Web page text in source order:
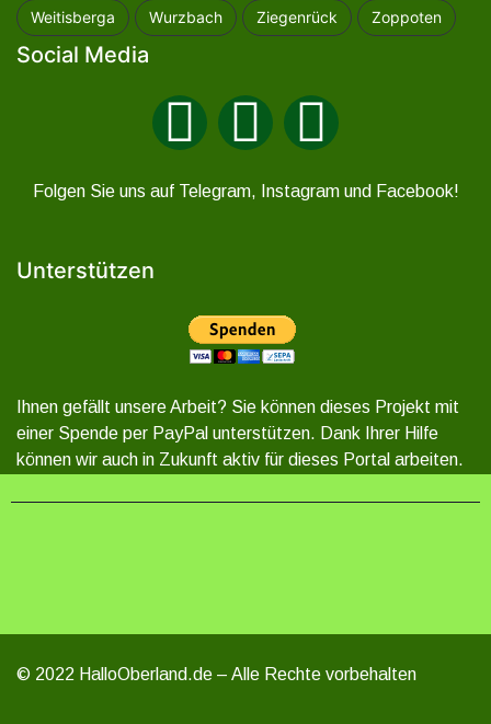
Weitisberga Wurzbach Ziegenrück Zoppoten
Social Media
Folgen Sie uns auf Telegram, Instagram und Facebook!
Unterstützen
Ihnen gefällt unsere Arbeit? Sie können dieses Projekt mit
einer Spende per PayPal unterstützen. Dank Ihrer Hilfe
können wir auch in Zukunft aktiv für dieses Portal arbeiten.
© 2022 HalloOberland.de – Alle Rechte vorbehalten